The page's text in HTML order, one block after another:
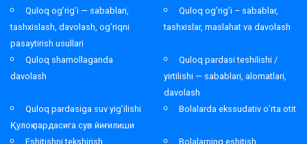
Quloq og’rig’i — sabablari,
tashxislash, davolash, og’riqni
pasaytirish usullari
Quloq og’rig’i – sabablar,
tashxislar, maslahat va davolash
Quloq shamollaganda
davolash
Quloq pardasi teshilishi /
yirtilishi — sabablari, alomatlari,
davolash
Quloq pardasiga suv yig’ilishi
Қулоқ пардасига сув йиғилиши
Bolalarda ekssudativ o’rta otit
Eshitishni tekshirish
Bolalarning eshitish